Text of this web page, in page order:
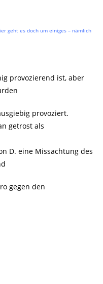
geht es doch um einiges – nämlich
provozierend ist, aber
provoziert.
getrost als
D. eine Missachtung des
gegen den